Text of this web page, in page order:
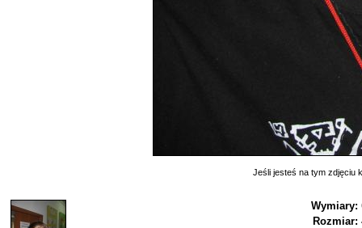
Jeśli jesteś na tym zdjęciu
Wymiary:
Rozmiar: